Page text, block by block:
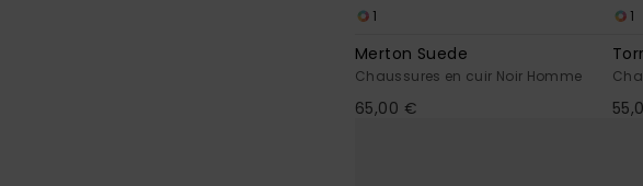
1
Merton Suede
Chaussures en cuir Noir Homme
65,00 €
1